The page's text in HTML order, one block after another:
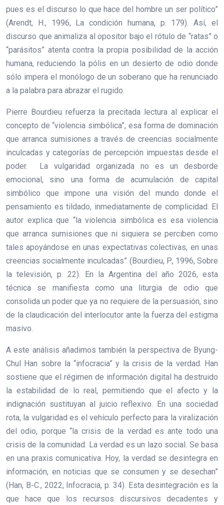
pues es el discurso lo que hace del hombre un ser político”
(Arendt, H., 1996, La condición humana, p. 179). Así, el
discurso que animaliza al opositor bajo el rótulo de “ratas” o
“parásitos” atenta contra la propia posibilidad de la acción
humana, reduciendo la pólis en un desierto de odio donde
sólo impera el monólogo de un soberano que ha renunciado
a la palabra para abrazar el rugido.
Pierre Bourdieu refuerza la precitada lectura al explicar el
concepto de “violencia simbólica”, esa forma de dominación
que arranca sumisiones a través de creencias socialmente
inculcadas y categorías de percepción impuestas desde el
poder. La vulgaridad organizada no es un desborde
emocional, sino una forma de acumulación de capital
simbólico que impone una visión del mundo donde el
pensamiento es tildado, inmediatamente de complicidad. El
autor explica que “la violencia simbólica es esa violencia
que arranca sumisiones que ni siquiera se perciben como
tales apoyándose en unas expectativas colectivas, en unas
creencias socialmente inculcadas” (Bourdieu, P., 1996, Sobre
la televisión, p. 22). En la Argentina del año 2026, esta
técnica se manifiesta como una liturgia de odio que
consolida un poder que ya no requiere de la persuasión, sino
de la claudicación del interlocutor ante la fuerza del estigma
masivo.
A este análisis añadimos también la perspectiva de Byung-
Chul Han sobre la “infocracia” y la crisis de la verdad. Han
sostiene que el régimen de información digital ha destruido
la estabilidad de lo real, permitiendo que el afecto y la
indignación sustituyan al juicio reflexivo. En una sociedad
rota, la vulgaridad es el vehículo perfecto para la viralización
del odio, porque “la crisis de la verdad es ante todo una
crisis de la comunidad. La verdad es un lazo social. Se basa
en una praxis comunicativa. Hoy, la verdad se desintegra en
información, en noticias que se consumen y se desechan”
(Han, B-C., 2022, Infocracia, p. 34). Esta desintegración es la
que hace que los recursos discursivos decadentes y